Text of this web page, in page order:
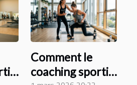
Comment le
coaching sportif